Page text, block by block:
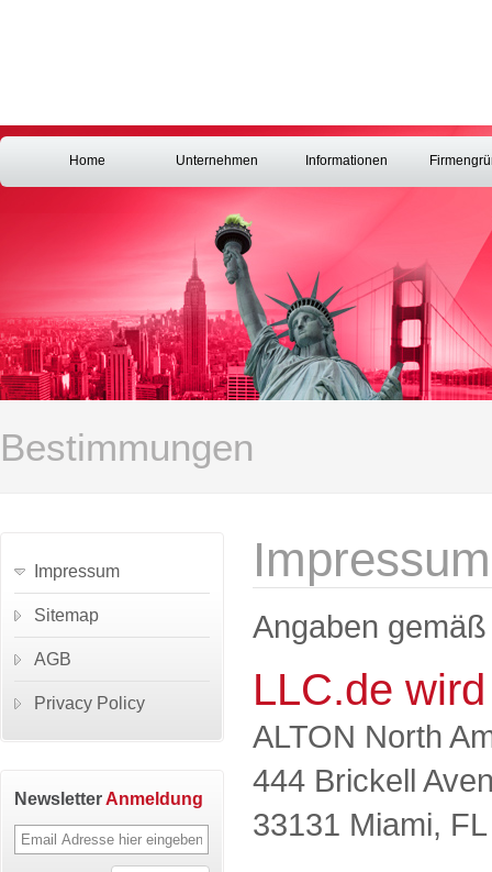
Home Unternehmen Informationen
Bestimmungen
Impressum
Angaben
LLC.de
ALTON North
444 Brickell
33131 Miami, FL
Impressum
Sitemap
AGB
Privacy Policy
NewsletterAnmeldung